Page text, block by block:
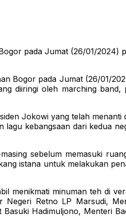
pada Jumat (26/01/2024)
Bogor pada Jumat (26/01/
diiringi oleh marching band,
Jokowi yang telah menanti
kebangsaan dari kedua
sebelum memasuki
istana untuk melakukan
menikmati minuman teh di
Negeri Retno LP Marsudi,
Hadimuljono, Menteri